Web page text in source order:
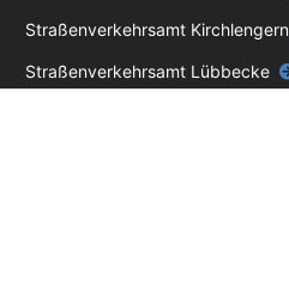
Straßenverkehrsamt Kirchlengern
Straßenverkehrsamt Lübbecke